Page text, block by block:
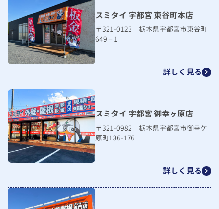
スミタイ 宇都宮 東谷町本店
〒321-0123 栃木県宇都宮市東谷町
649－1
詳しく見る
スミタイ 宇都宮 御幸ヶ原店
〒321-0982 栃木県宇都宮市御幸ケ
原町136-176
詳しく見る